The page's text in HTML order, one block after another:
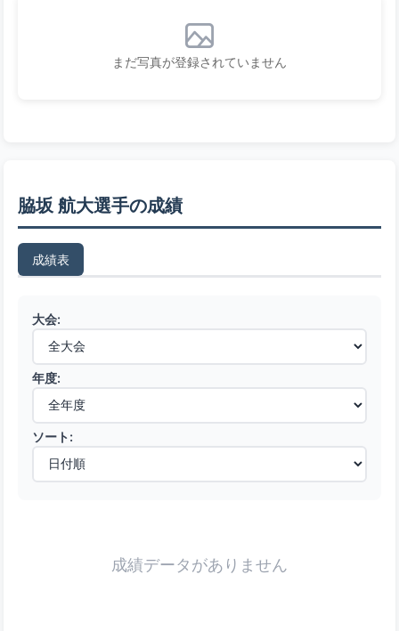
まだ写真が登録されていません
脇坂 航大選手の成績
成績表
大会:
年度:
ソート:
成績データがありません